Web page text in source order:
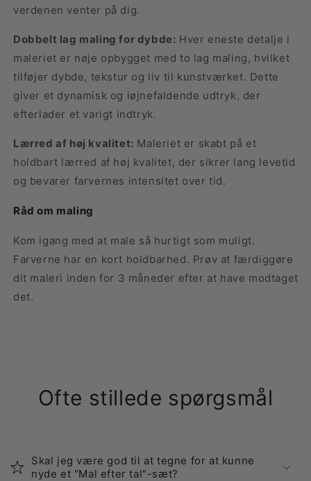
verdenen venter på dig.
Dobbelt lag maling for dybde: Hver eneste detalje i
maleriet er nøje opbygget med to lag maling, hvilket
tilføjer dybde, tekstur og liv til kunstværket. Dette
giver et dynamisk og iøjnefaldende udtryk, der
efterlader et varigt indtryk.
Lærred af høj kvalitet: Maleriet er skabt på et
holdbart lærred af høj kvalitet, der sikrer lang levetid
og bevarer farvernes intensitet over tid.
Råd om maling
Kom igang med at male så hurtigt som muligt.
Farverne har en kort holdbarhed. Prøv at færdiggøre
dit maleri inden for 3 måneder efter at have modtaget
det.
Ofte stillede spørgsmål
Skal jeg være god til at tegne for at kunne
nyde et "Mal efter tal"-sæt?